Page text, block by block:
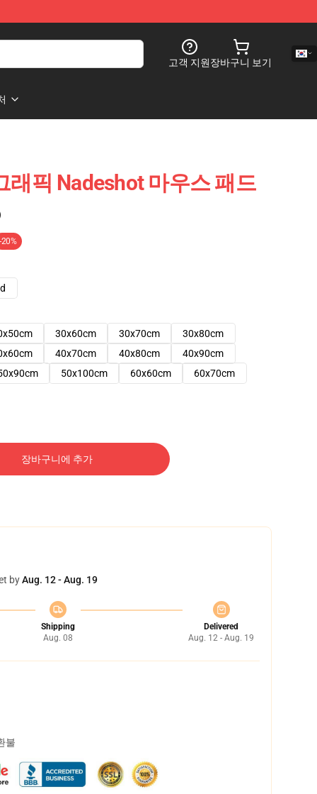
고객 지원장바구니 보기
래픽 Nadeshot 마우스 패드
-20%
30x60cm 30x70cm
30x80cm
40x70cm 40x80cm
40x90cm
50x100cm 60x60cm
60x70cm
장바구니에 추가
byAug. 12 - Aug. 19
Shipping
Aug. 08
Delivered
Aug. 12 - Aug. 19
불